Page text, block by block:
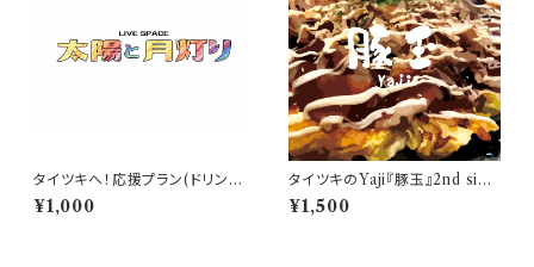
タイツキへ！応援プラン(ドリンク
チケット付き)
¥1,000
タイツキのYaji『豚玉』2nd sing
le
¥1,500